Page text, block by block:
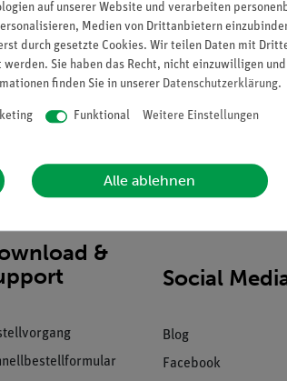
&
Social
Blog
Facebook
auf unserer Website und verarbeiten
Medien von Drittanbietern
durch gesetzte Cookies. Wir teilen Daten mit
Sie haben das Recht, nicht einzuwilligen
finden Sie in unserer Daten­schutz­erklärung.
Funktional Weitere Einstellungen
Alle ablehnen